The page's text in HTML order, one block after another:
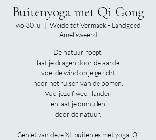
Buitenyoga met Qi Gong
wo 30 jul
  |
Weide tot Vermaek - Landgoed
Amelisweerd
De natuur roept,
laat je dragen door de aarde
voel de wind op je gezicht
hoor het ruisen van de bomen.
Voel jezelf weer landen
en laat je omhullen
door de natuur.
Geniet van deze XL buitenles met yoga, Qi